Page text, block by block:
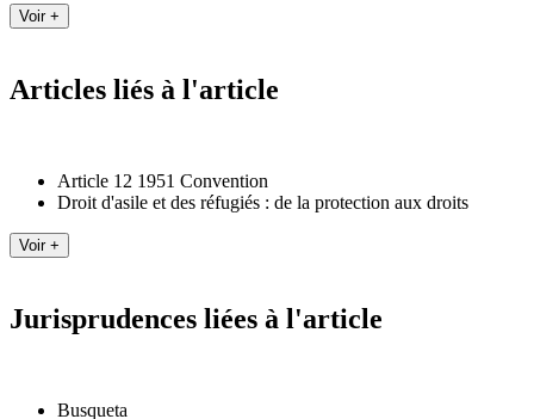
Articles liés à l'article
Article 12 1951 Convention
Droit d'asile et des réfugiés : de la protection aux droits
Jurisprudences liées à l'article
Busqueta